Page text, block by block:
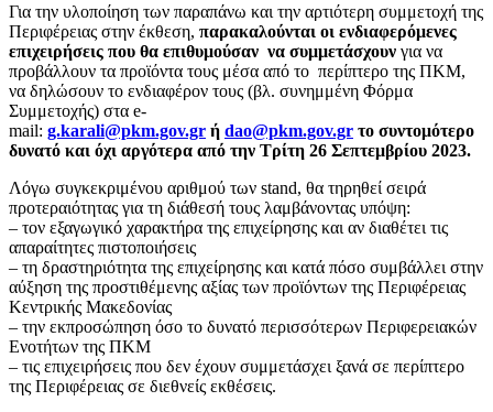
Για την υλοποίηση των παραπάνω και την αρτιότερη συμμετοχή της
Περιφέρειας στην έκθεση, παρακαλούνται οι ενδιαφερόμενες
επιχειρήσεις που θα επιθυμούσαν να συμμετάσχουν για να
προβάλλουν τα προϊόντα τους μέσα από το περίπτερο της ΠΚΜ,
να δηλώσουν το ενδιαφέρον τους (βλ. συνημμένη Φόρμα
Συμμετοχής) στα e-
mail: g.karali@pkm.gov.gr ή dao@pkm.gov.gr το συντομότερο
δυνατό και όχι αργότερα από την Τρίτη 26 Σεπτεμβρίου 2023.
Λόγω συγκεκριμένου αριθμού των stand, θα τηρηθεί σειρά
προτεραιότητας για τη διάθεσή τους λαμβάνοντας υπόψη:
– τον εξαγωγικό χαρακτήρα της επιχείρησης και αν διαθέτει τις
απαραίτητες πιστοποιήσεις
– τη δραστηριότητα της επιχείρησης και κατά πόσο συμβάλλει στην
αύξηση της προστιθέμενης αξίας των προϊόντων της Περιφέρειας
Κεντρικής Μακεδονίας
– την εκπροσώπηση όσο το δυνατό περισσότερων Περιφερειακών
Ενοτήτων της ΠΚΜ
– τις επιχειρήσεις που δεν έχουν συμμετάσχει ξανά σε περίπτερο
της Περιφέρειας σε διεθνείς εκθέσεις.